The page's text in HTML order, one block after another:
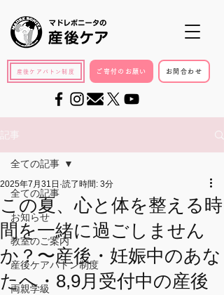
産後ケアバトン制度 ご寄付のお願い お問合わせ
記事
全ての記事
お知らせ
教室のご案内
産後ケアバトン制度
両親学級
全ての記事
この夏、心と体を整える時
間を一緒に過ごしません
か？〜産後・妊娠中のあな
たへ・8,9月受付中の産後
2025年7月31日 読了時間: 3分